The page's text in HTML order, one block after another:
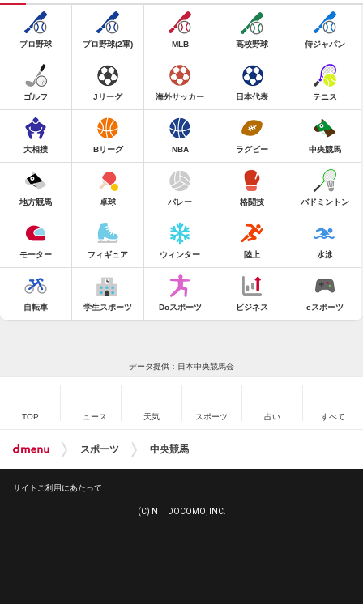
プロ野球 プロ野球(2軍) MLB 高校野球 侍ジャパン
ゴルフ Jリーグ 海外サッカー 日本代表 テニス
大相撲 Bリーグ NBA ラグビー 中央競馬
地方競馬 卓球 バレー 格闘技 バドミントン
モーター フィギュア ウィンター 陸上 水泳
自転車 学生スポーツ Doスポーツ ビジネス eスポーツ
データ提供：日本中央競馬会
TOP ニュース 天気 スポーツ 占い すべて
スポーツ 中央競馬
サイトご利用にあたって
(C) NTT DOCOMO, INC.